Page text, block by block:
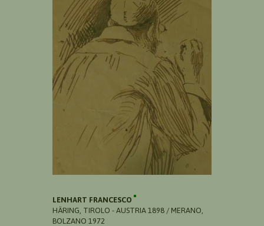
LENHART FRANCESCO
HÄRING, TIROLO - AUSTRIA 1898 / MERANO,
BOLZANO 1972